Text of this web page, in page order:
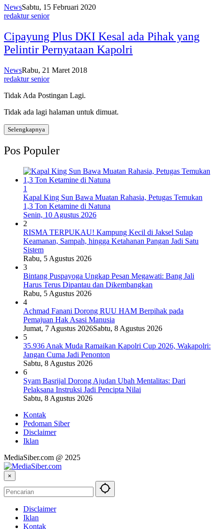
NewsSabtu, 15 Februari 2020
redaktur senior
Cipayung Plus DKI Kesal ada Pihak yang
Pelintir Pernyataan Kapolri
NewsRabu, 21 Maret 2018
redaktur senior
Tidak Ada Postingan Lagi.
Tidak ada lagi halaman untuk dimuat.
Selengkapnya
Pos Populer
1
Kapal King Sun Bawa Muatan Rahasia, Petugas Temukan
1,3 Ton Ketamine di Natuna
Senin, 10 Agustus 2026
2
RISMA TERPUKAU! Kampung Kecil di Jaksel Sulap
Keamanan, Sampah, hingga Ketahanan Pangan Jadi Satu
Sistem
Rabu, 5 Agustus 2026
3
Bintang Puspayoga Ungkap Pesan Megawati: Bang Jali
Harus Terus Dipantau dan Dikembangkan
Rabu, 5 Agustus 2026
4
Achmad Fanani Dorong RUU HAM Berpihak pada
Pemajuan Hak Asasi Manusia
Jumat, 7 Agustus 2026Sabtu, 8 Agustus 2026
5
35.936 Anak Muda Ramaikan Kapolri Cup 2026, Wakapolri:
Jangan Cuma Jadi Penonton
Sabtu, 8 Agustus 2026
6
Syam Basrijal Dorong Ajudan Ubah Mentalitas: Dari
Pelaksana Instruksi Jadi Pencipta Nilai
Sabtu, 8 Agustus 2026
Kontak
Pedoman Siber
Disclaimer
Iklan
MediaSiber.com @ 2025
×
Disclaimer
Iklan
Kontak